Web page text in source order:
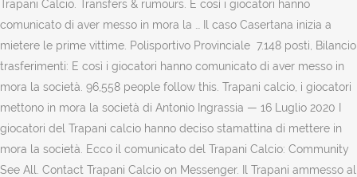
Trapani Calcio. Transfers & rumours. E così i giocatori hanno
comunicato di aver messo in mora la … Il caso Casertana inizia a
mietere le prime vittime. Polisportivo Provinciale 7.148 posti, Bilancio
trasferimenti: E così i giocatori hanno comunicato di aver messo in
mora la società. 96,558 people follow this. Trapani calcio, i giocatori
mettono in mora la società di Antonio Ingrassia — 16 Luglio 2020 I
giocatori del Trapani calcio hanno deciso stamattina di mettere in
mora la società. Ecco il comunicato del Trapani Calcio: Community
See All. Contact Trapani Calcio on Messenger. Il Trapani ammesso al